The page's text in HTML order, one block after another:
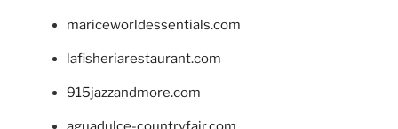
mariceworldessentials.com
lafisheriarestaurant.com
915jazzandmore.com